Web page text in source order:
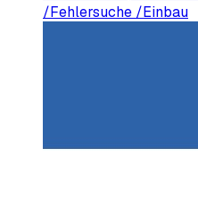
/Fehlersuche /Einbau